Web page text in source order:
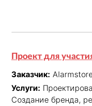
Проект для
Заказчик:
Услуги:
Создание бренда,